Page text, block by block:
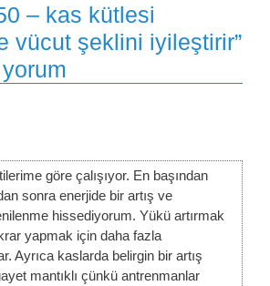
– kas kütlesi
vücut şeklini iyileştirir”
göre çalışıyor. En başından
sonra enerjide bir artış ve
hissediyorum. Yükü artırmak
yapmak için daha fazla
Ayrıca kaslarda belirgin bir artış
mantıklı çünkü antrenmanlar